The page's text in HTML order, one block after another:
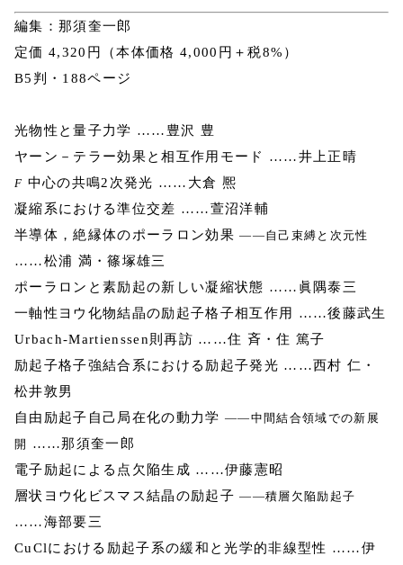
編集：那須奎一郎
定価 4,320円（本体価格 4,000円＋税8%）
B5判・188ページ
光物性と量子力学 ……豊沢 豊
ヤーン－テラー効果と相互作用モード ……井上正晴
F 中心の共鳴2次発光 ……大倉 熈
凝縮系における準位交差 ……萱沼洋輔
半導体，絶縁体のポーラロン効果――自己束縛と次元性
……松浦 満・篠塚雄三
ポーラロンと素励起の新しい凝縮状態 ……眞隅泰三
一軸性ヨウ化物結晶の励起子格子相互作用 ……後藤武生
Urbach-Martienssen則再訪 ……住 斉・住 篤子
励起子格子強結合系における励起子発光 ……西村 仁・
松井敦男
自由励起子自己局在化の動力学 ――中間結合領域での新展
開 ……那須奎一郎
電子励起による点欠陥生成 ……伊藤憲昭
層状ヨウ化ビスマス結晶の励起子――積層欠陥励起子
……海部要三
CuClにおける励起子系の緩和と光学的非線型性 ……伊